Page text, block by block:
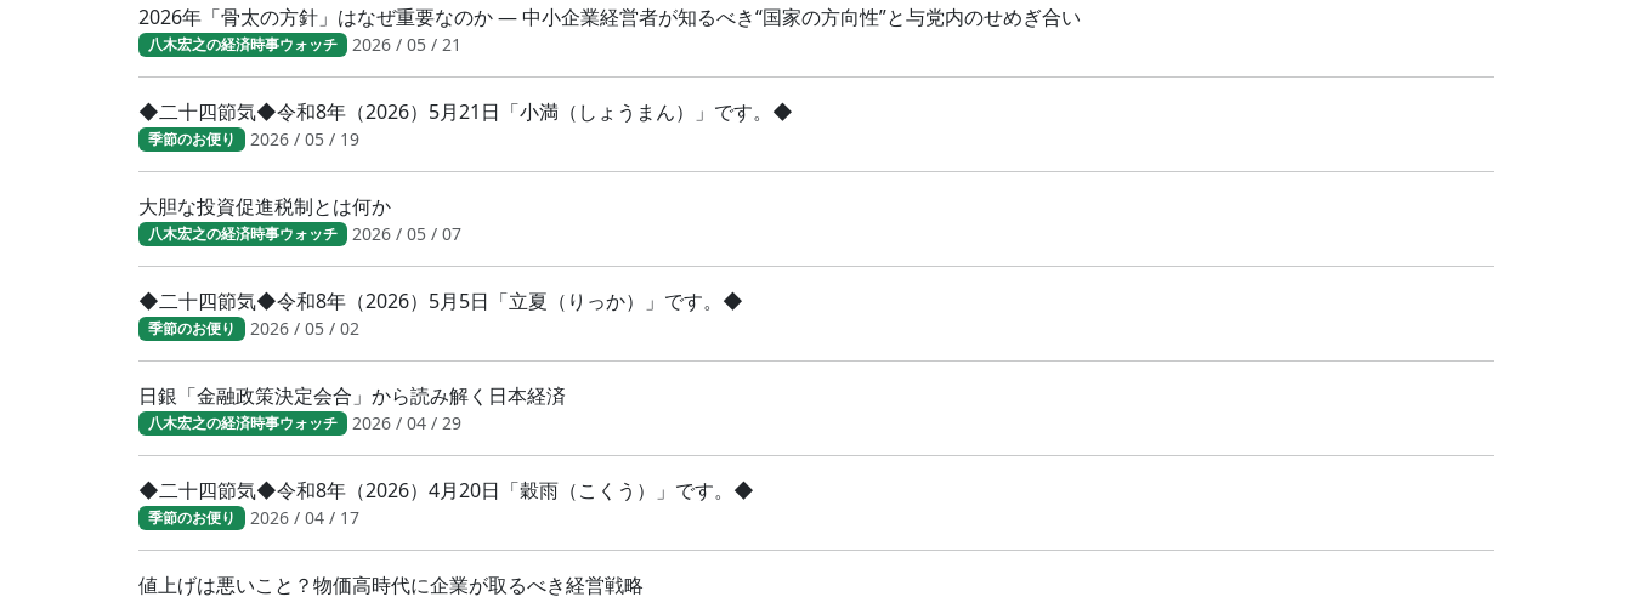
2026年「骨太の方針」はなぜ重要なのか ― 中小企業経営者が知るべき“国家の方向性”と与党内のせめぎ合い
八木宏之の経済時事ウォッチ 2026 / 05 / 21
◆二十四節気◆令和8年（2026）5月21日「小満（しょうまん）」です。◆
季節のお便り 2026 / 05 / 19
大胆な投資促進税制とは何か
八木宏之の経済時事ウォッチ 2026 / 05 / 07
◆二十四節気◆令和8年（2026）5月5日「立夏（りっか）」です。◆
季節のお便り 2026 / 05 / 02
日銀「金融政策決定会合」から読み解く日本経済
八木宏之の経済時事ウォッチ 2026 / 04 / 29
◆二十四節気◆令和8年（2026）4月20日「穀雨（こくう）」です。◆
季節のお便り 2026 / 04 / 17
値上げは悪いこと？物価高時代に企業が取るべき経営戦略